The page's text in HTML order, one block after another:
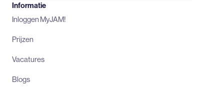
Informatie
Inloggen MyJAM!
Prijzen
Vacatures
Blogs